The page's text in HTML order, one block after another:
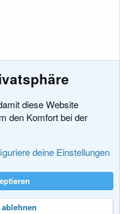
diese Website
den Komfort bei der
deine Einstellungen